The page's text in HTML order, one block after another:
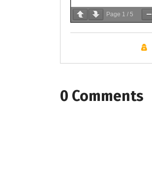
Page 1 / 5
0 Comments